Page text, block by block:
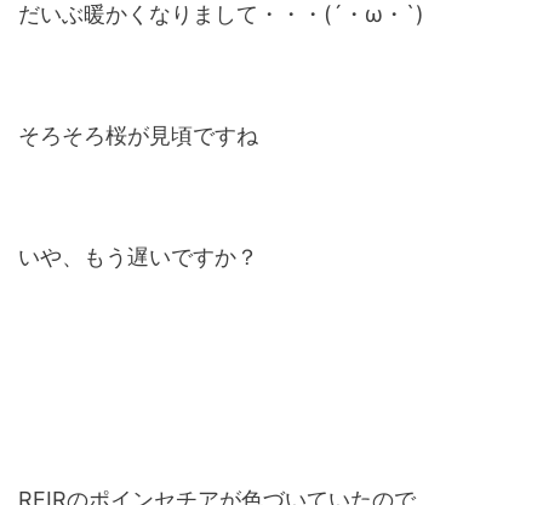
だいぶ暖かくなりまして・・・(´・ω・`)
そろそろ桜が見頃ですね
いや、もう遅いですか？
REIRのポインセチアが色づいていたので